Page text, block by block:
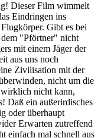
Dieser Film wimmelt
Eindringen ins
Gibt es bei
"Pförtner" nicht
mit einem Jäger der
aus uns noch
Zivilisation mit der
nicht um die
nicht kann,
Daß ein außerirdisches
oder überhaupt
Erwarten zutreffend
einfach mal schnell aus